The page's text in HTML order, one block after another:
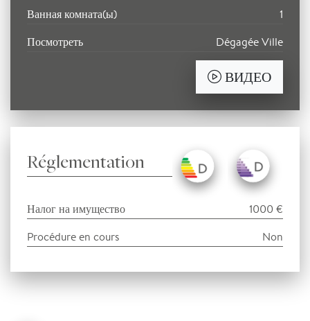
Ванная комната(ы)
1
Посмотреть
Dégagée Ville
ВИДЕО
Réglementation
Налог на имущество
1000 €
Procédure en cours
Non